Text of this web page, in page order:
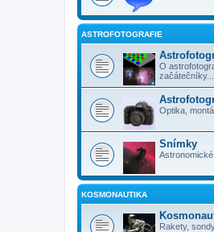
ASTROFOTOGRAFIE
O
začátečníky...
Optika,
Snímky
KOSMONAUTIKA
Rakety,